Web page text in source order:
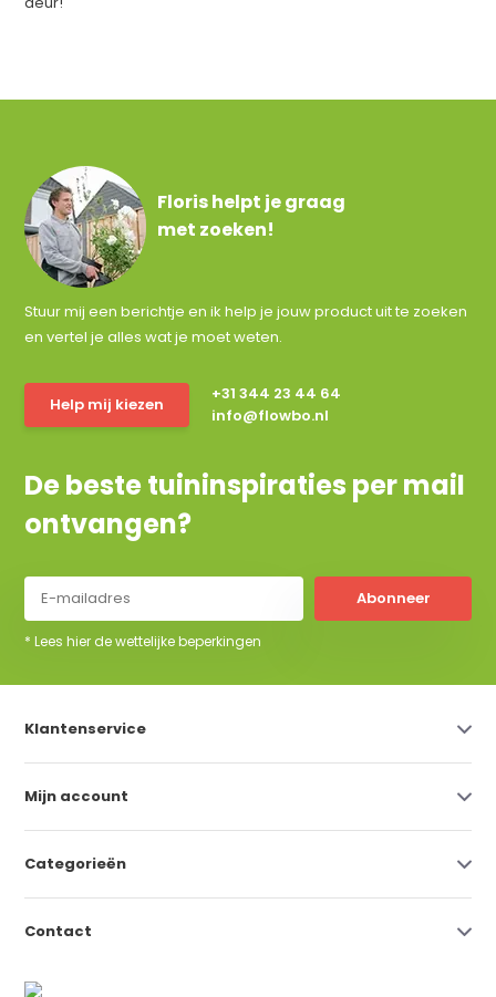
Floris helpt je graag
met zoeken!
Stuur mij een berichtje en ik help je jouw product uit te zoeken
en vertel je alles wat je moet weten.
Help mij kiezen
+31 344 23 44 64
info@flowbo.nl
De beste tuininspiraties per mail
ontvangen?
Abonneer
* Lees hier de wettelijke beperkingen
Klantenservice
Mijn account
Categorieën
Contact